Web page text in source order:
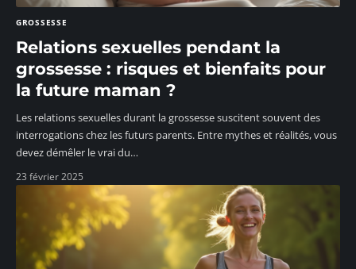
GROSSESSE
Relations sexuelles pendant la
grossesse : risques et bienfaits pour
la future maman ?
Les relations sexuelles durant la grossesse suscitent souvent des
interrogations chez les futurs parents. Entre mythes et réalités, vous
devez démêler le vrai du…
23 février 2025